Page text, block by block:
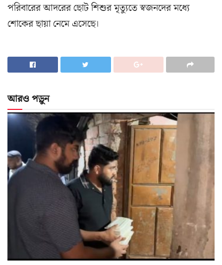
পরিবারের আদরের ছোট শিশুর মৃত্যুতে স্বজনদের মধ্যে
শোকের ছায়া নেমে এসেছে।
আরও পড়ুন